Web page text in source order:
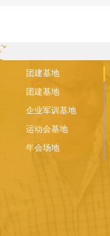
团建基地
团建基地
企业军训基地
运动会基地
年会场地